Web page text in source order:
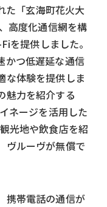
た「玄海町花火大
高度化通信網を構
を提供しました。
かつ低遅延な通信
な体験を提供しま
魅力を紹介する
ネージを活用した
光地や飲食店を紹
ヴルーヴが無償で
携帯電話の通信が